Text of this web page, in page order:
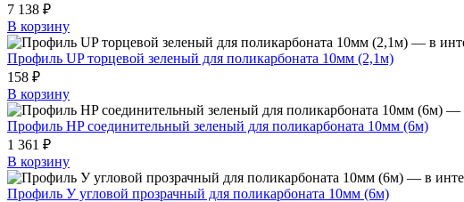
7 138 ₽
В корзину
Профиль UP торцевой зеленый для поликарбоната 10мм (2,1м)
158 ₽
В корзину
Профиль HP соединительный зеленый для поликарбоната 10мм (6м)
1 361 ₽
В корзину
Профиль У угловой прозрачный для поликарбоната 10мм (6м)